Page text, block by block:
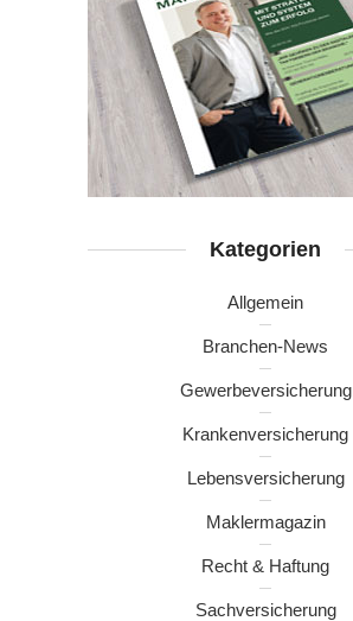
Kategorien
Allgemein
Branchen-News
Gewerbeversicherung
Krankenversicherung
Lebensversicherung
Maklermagazin
Recht & Haftung
Sachversicherung